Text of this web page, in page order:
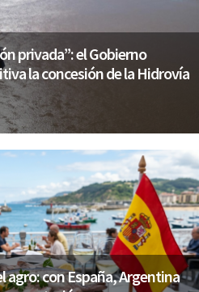
privada”: el Gobierno
la concesión de la Hidrovía
agro: con España, Argentina